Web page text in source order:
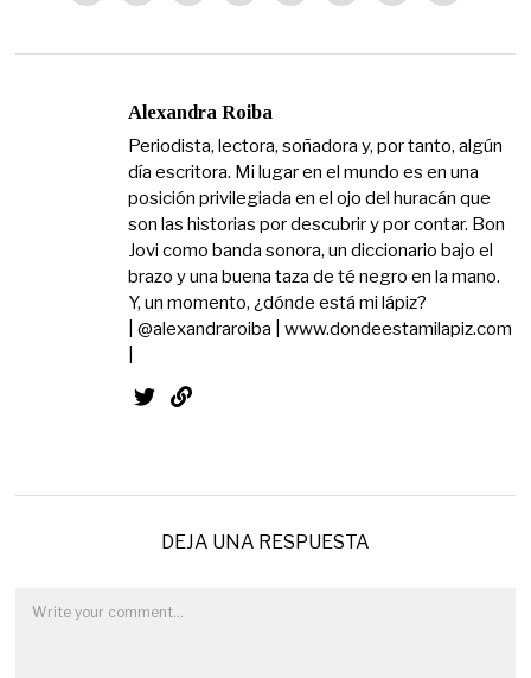
Alexandra Roiba
Periodista, lectora, soñadora y, por tanto, algún
día escritora. Mi lugar en el mundo es en una
posición privilegiada en el ojo del huracán que
son las historias por descubrir y por contar. Bon
Jovi como banda sonora, un diccionario bajo el
brazo y una buena taza de té negro en la mano.
Y, un momento, ¿dónde está mi lápiz?
| @alexandraroiba | www.dondeestamilapiz.com
DEJA UNA RESPUESTA